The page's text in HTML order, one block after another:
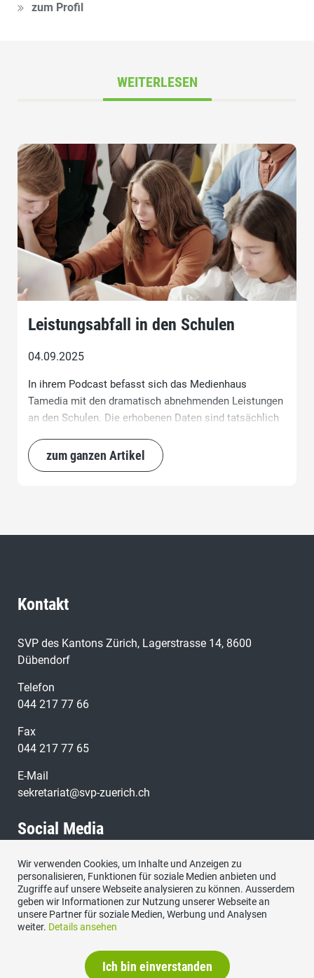
zum Profil
WEITERLESEN
Leistungsabfall in den Schulen
04.09.2025
In ihrem Podcast befasst sich das Medienhaus
Tamedia mit den dramatisch abnehmenden Leistungen
an den Schulen. Die erhobenen Daten sind tatsächlich
zum ganzen Artikel
Kontakt
SVP des Kantons Zürich, Lagerstrasse 14, 8600
Dübendorf
Telefon
044 217 77 66
Fax
044 217 77 65
E-Mail
sekretariat@svp-zuerich.ch
Social Media
Besuchen Sie uns bei:
Datenschutzerklärung|Impressum
Wir verwenden Cookies, um Inhalte und Anzeigen zu
personalisieren, Funktionen für soziale Medien anbieten und
Zugriffe auf unsere Webseite analysieren zu können. Ausserdem
geben wir Informationen zur Nutzung unserer Webseite an
unsere Partner für soziale Medien, Werbung und Analysen
weiter. Details ansehen
Ich bin einverstanden